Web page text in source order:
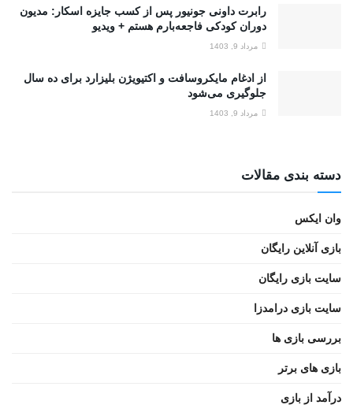
رابرت داونی جونیور پس از کسب جایزه اسکار: مدیون
دوران کودکی فاجعه‌بارم هستم + ویدیو
مرداد 9, 1403
از ادغام مایکروسافت و اکتیویژن بلیزارد برای ده سال
جلوگیری می‌شود
مرداد 9, 1403
دسته بندی مقالات
وان ایکس
بازی آنلاین رایگان
سایت بازی رایگان
سایت بازی درامدزا
بررسی بازی ها
بازی های برتر
درآمد از بازی